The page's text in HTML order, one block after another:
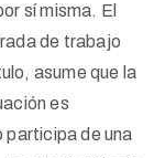
sí misma. El
de trabajo
asume que la
es
participa de una